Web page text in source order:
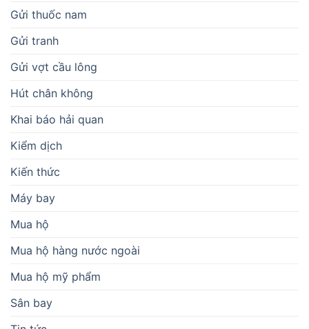
Gửi thuốc nam
Gửi tranh
Gửi vợt cầu lông
Hút chân không
Khai báo hải quan
Kiểm dịch
Kiến thức
Máy bay
Mua hộ
Mua hộ hàng nước ngoài
Mua hộ mỹ phẩm
Sân bay